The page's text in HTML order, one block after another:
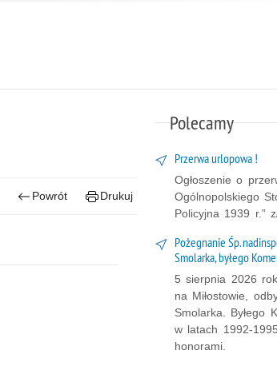
Powrót Drukuj
Polecamy
Przerwa urlopowa !
Ogłoszenie o
Ogólnopolskiego
Policyjna 1939 r.”
Pożegnanie Śp.
Smolarka, byłego
5 sierpnia 2026
na Miłostowie,
Smolarka. Byłego
w latach 1992-
honorami.